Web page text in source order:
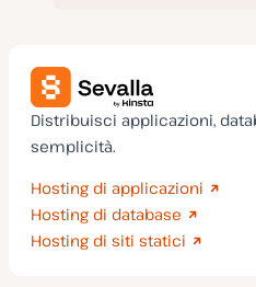
Distribuisci applicazioni,
semplicità.
Hosting di applicazioni
Hosting di database
Hosting di siti statici